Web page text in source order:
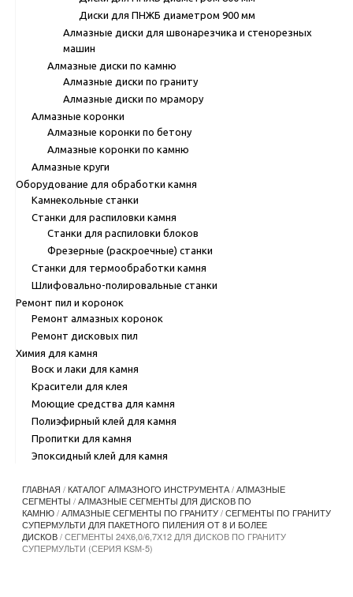
Диски для ПНЖБ диаметром 900 мм
Алмазные диски для швонарезчика и стенорезных
машин
Алмазные диски по камню
Алмазные диски по граниту
Алмазные диски по мрамору
Алмазные коронки
Алмазные коронки по бетону
Алмазные коронки по камню
Алмазные круги
Оборудование для обработки камня
Камнекольные станки
Станки для распиловки камня
Станки для распиловки блоков
Фрезерные (раскроечные) станки
Станки для термообработки камня
Шлифовально-полировальные станки
Ремонт пил и коронок
Ремонт алмазных коронок
Ремонт дисковых пил
Химия для камня
Воск и лаки для камня
Красители для клея
Моющие средства для камня
Полиэфирный клей для камня
Пропитки для камня
Эпоксидный клей для камня
ГЛАВНАЯ / КАТАЛОГ АЛМАЗНОГО ИНСТРУМЕНТА/АЛМАЗНЫЕ
СЕГМЕНТЫ /АЛМАЗНЫЕ СЕГМЕНТЫ ДЛЯ ДИСКОВ ПО
КАМНЮ/АЛМАЗНЫЕ СЕГМЕНТЫ ПО ГРАНИТУ/СЕГМЕНТЫ ПО ГРАНИТУ
СУПЕРМУЛЬТИ ДЛЯ ПАКЕТНОГО ПИЛЕНИЯ ОТ 8 И БОЛЕЕ
ДИСКОВ/ СЕГМЕНТЫ 24Х6,0/6,7Х12 ДЛЯ ДИСКОВ ПО ГРАНИТУ
СУПЕРМУЛЬТИ (СЕРИЯ KSМ-5)